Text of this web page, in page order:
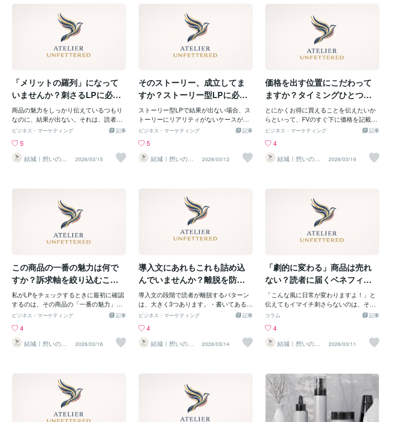
保ちます。画像が多すぎると内容が散漫
になり、少なすぎると魅力が不足しま
す。〈画像の使用を控えるべきケース〉
すべてのセールスレターが画像の使用に
適しているわけではありません。特に以
が求められる文書では、画像を使用しな
い方が適切です。・非常に専門的な学
ボタンを設けても、読者にしつこい・ク
ドいという印象を与えるだけで、離脱率
が上がるだけだと判断。FVからの丁寧な
ストーリー展開を意識して改修しまし
た。6か所あったCTAボタンをFV直後・
と報告を受けています。ボタンを減らす
ことで、
フォームの配置、効果的なコール・ト
ゥ・アクションを用いて、彼らの期待に
応えることができます。例えば、若年層
向けのページでは視覚的な要素や軽快な
言葉遣いを取り入れる一方で、ビジネス
ーチにより、訪問者の関心を引き、訪問
者のエンゲージメントとコンバージョン
率の向上が期待できます。ターゲットオ
ーディエンスに寄り添ったメッセージや
デザインを採用し、彼らの心に響くコン
テンツを提供することも、LPの改善に寄
活用して訪問者の行動を追跡し、LPの効
果を定期的に評価することで、必要な調
整を加えることができます。【目標を明
動を明確にし、その目標を達成するため
のデザインやコンテンツを選定します。
明確な目標を持つことで、改善の方向性
が決まり、関係者間でのコミュニケーシ
ョンもスムーズになります。【シンプル
く把握しやすくするために効果的です。
クリアなレイアウト、読
活用します。例えば、英会話スクールが
新しいキャンペーンを行う場合、そのLP
にはキャンペーンの内容や特典が記載さ
れ、訪問者が無料体験レッスンに申し込
むよう促されます。さらに、情報発信を
提供するLPでは、訪問者がメールアドレ
スを登録してダウンロードできるよう案
内されます。LPは、広告やキャンペーン
のリンクをたどってきた訪問者が、特定
の行動を取るように促す場所であり、そ
の行動には、製品の購入、サービスの利
Pの例は他にもたくさんあります。たと
えば、イベントの招待状を送る際に、そ
のイベントの詳細や参加登録フォームが
らのLPには、イベントの内容や講師紹
介、参加登録方法が記載され、訪問者が
イベントやコースに参加するための手続
きを取るよう促されます。さらに、アプ
リやソフトウェアのダウンロードページ
ウンロード手順が記載され、訪問者がア
プリを
記事LPの現状私はWEB広告の会社にいる
ときに、記事LPを書き始め、2022年の夏
から個人で受けるようになったので、最
初の単価は全く知らないのですが、現状
では、記事LPを1本30万円で受けている
人も1本1万円という人もいます。私の場
合、1本1万円からスタートし、現在はコ
で落ち着いています。。。本LPが30～50
万円くらいなので、記事LPだって、本当
は15万円くらいほなのだと思いま
す・・・(笑)でも実際、その金額を出せ
るクライアント様はそんなにいません。
市場の動向を見て、現状は5万円で、もう
ちょっと売れっ子になれたら15万円まで
引き上げたいです(笑)が、最近、他のク
ラウドソーシングでも記事LPの依頼を見
るのですが、1本5000円～1万円くらいの
値と単価を知らない発注者の元に、1本5
000円でもやってしまうSEOライターが
参入してきてるんですよね…記事LPって
2000文字くらいなので、文字単価にした
ら2.5円と、クラウドソーシングにいるS
EOライターからすれば結構高い！って思
いますよね。実際、記事LＰって誰
「メリットの羅列」になって
いませんか？刺さるLPに必要
な「潜在ニーズ」の掘り起こ
し
商品の魅力をしっかり伝えているつもり
なのに、結果が出ない。それは、読者の
悩みやニーズに十分触れていないのが原
う」「なんとなく良さそう」という印象
で終わってしまうのは、もったいないで
すよ。【顕在ニーズだけでは不十分な理
不十分です。読者には、読者本人も自覚
していない「潜在ニーズ（隠れている悩
みやニーズ）」があります。LPも記事LP
も、この潜在ニーズに光を当てることが
大切なんです。なぜなら、はっきりと自
てくれた」と心を開きやすくなるから。
心のバリアが解けて初めて、商品の魅力
やベネフィットが届くんです。【「刺さ
る構成」は自分事から見えてくる】「な
んとなく良さそう」で終わるLPは、多く
の場合、表面的な共感と成分の解説など
は整っている。でも、記憶に残らない。
読者の記憶に残るためには、読者の心に
触れる必要があります。「もし自分だっ
訴求だと興味を持つだろう？」自分事と
して読者の潜在ニーズを探っていくと、
おのずと「刺さる構成」が見えてきま
す。【実際の制作事例】以前、ダイエッ
ト系サプリのLPの訴求軸を再設計したこ
記事
ビジネス・マーケティング
5
結城｜想いの言
語化、おまかせ
2026/03/15
そのストーリー、成立してま
すか？ストーリー型LPに必要
な「リアリティ」の話
ストーリー型LPで結果が出ない場合、ス
トーリーにリアリティがないケースが多
いです。LPはあくまでも「読者の日常生
エピソードやシンデレラストーリーを掲
載しても良い反応は得られません。【ド
ラマチックなストーリーがLPに向かない
使ったら、あこがれの人に告白されて、
あっという間に結婚して、今とても幸せ
です」「この化粧品を使ったら、どんど
んきれいになって"整形したの？"なんて
言われるようになりました」こういった
のは「今より少し良い日常」であり、
「生活が一変するアイテム」ではないか
らです。【静かで、穏やかで、ほんの少
し希望が持てるストーリーがベスト】LP
のストーリーは、劇的である必要はあり
ません。静かで、穏やかで、でもほんの
的なストーリーは、自分ごとになりにく
い。読んでも心のどこかでブレーキがか
かって、自分事として感じられない。LP
リー型LPを考える際のカギになります。
【実際の制作事例】以前、中高生向け学
習教材のLPのストーリーを修正しまし
た。元のストーリーは、赤点続出の生徒
記事
ビジネス・マーケティング
5
結城｜想いの言
語化、おまかせ
2026/03/12
価格を出す位置にこだわって
ますか？タイミングひとつで
「お得感」は変わります
とにかくお得に買えることを伝えたいか
らといって、FVのすぐ下に価格を記載し
ていませんか？その位置に価格を置いて
っ張られてしまい、商品の魅力が伝わり
ません。結果として、買ってもらえな
い・売れないLP・記事LPになってしまい
ングが早すぎるとお得感が薄まってしま
います。商品の魅力をきちんと伝えたう
えで「こんなに良い商品が、今ならこの
値段で買えるんですよ！お得ですよ
ね！？」と伝えてはじめて、読者は「買
けを伝えても、値段を理由に買う読者は
稀です。価格を提示するタイミングは、
読者に商品の良さがひと通り伝わった後
がベストです。「こんなに良い商品が、
この値段で手に入るなんてお得だ」と思
わせられれば、成果につながります。
で、価格を出すタイミングが遅すぎる
と、そこに至るまでに離脱されてしま
う。どうしてもページの最後に価格訴求
ましょう。読者の「早く値段が知りた
い」という気持ちに応えつつ、商品の魅
力もしっかり伝える。その両立がポイン
トです。【実際の制作事例】以前、漢方
薬のLP改修を担当しました。お得なこと
記事
ビジネス・マーケティング
4
結城｜想いの言
語化、おまかせ
2026/03/19
この商品の一番の魅力は何で
すか？訴求軸を絞り込むこと
がLP設計の出発点
私がLPをチェックするときに最初に確認
するのは、その商品の「一番の魅力」で
す。一番の魅力がわかれば、おのずと読
す。逆に言うと、一番の魅力がスッと出
てこないLPは、ペルソナがぶれていた
り、訴求軸がぶれていたりするケースが
ットネスのLPをチェックするとして、
「一番の魅力はなんですか？」という質
問に「家で運動できて、適度な運動を無
理なく続けられて、コスパもよく
て……」とメリットがいくつも出てきた
記事
ビジネス・マーケティング
4
結城｜想いの言
語化、おまかせ
2026/03/16
導入文にあれもこれも詰め込
んでいませんか？離脱を防ぐ
記事LP導入文の設計
導入文の段階で読者が離脱するパターン
は、大きく3つあります。・書いてあるこ
とがうさんくさい・自分向けに書かれて
すぎて読む気になれない導入文は記事LP
の看板です。どんなにビジュアルの良い
写真をFVに使っていても、導入文が魅力
と、あれこれ情報を盛り込むのはNGで
す。言いたいことが伝わらなくなるのは
もちろん、導入文だけで読者が「おなか
いっぱい」になってしまって、次を読ん
記事
ビジネス・マーケティング
4
結城｜想いの言
語化、おまかせ
2026/03/14
「劇的に変わる」商品は売れ
ない？読者に届くベネフィッ
トの距離感の話
「こんな風に日常が変わりますよ！」と
伝えてもイマイチ刺さらないのは、それ
がリアリティをもって受け止められてい
ない」という期待があって初めて、人は
CTA（購入ボタンなど）を押します。
【ベネフィットと読者のリアルの間に
びないときは、ベネフィットと読者のリ
アルの間に距離があるからかもしれませ
ん。たとえば、フィットネス器具を販売
するとして「この器具を使えば、あっと
いう間に体が締まって、きれいになれま
記事
コラム
4
結城｜想いの言
語化、おまかせ
2026/03/11